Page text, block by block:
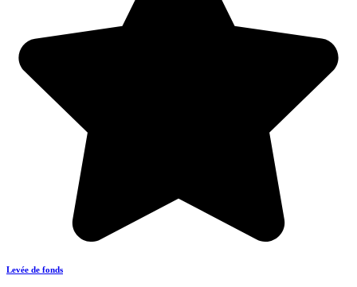
Levée de fonds